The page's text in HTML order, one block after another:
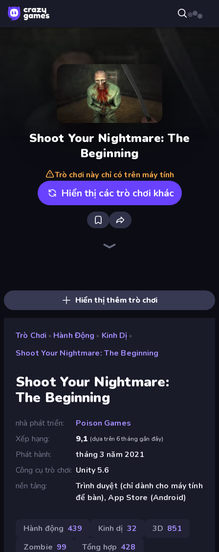
Shoot Your Nightmare: The
Beginning
Trò chơi này chỉ có trên máy tính
Hiển thị các trò chơi khác
Hiển thị thêm trò chơi
Trò Chơi » Hành Động » Kinh Dị »
Shoot Your Nightmare: The Beginning
Shoot Your Nightmare:
The Beginning
nhà phát triển
Poison Games
Xếp hạng
9,1 (dựa trên 6 tháng gần đây)
Phát hành
tháng 3 năm 2021
Công cụ trò chơi Unity 5.6
nền tảng
Trình duyệt (chỉ dành cho máy tính
để bàn), App Store (Android)
Hành động 439 Kinh dị 32 3D 851
Zombie 99 Tổng hợp 428